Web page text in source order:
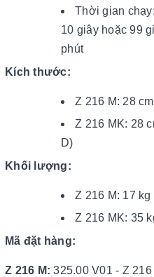
Thời gian
10 giây hoặc 99
phút
Kích thước:
Z 216 M: 28
Z 216 MK: 28
D)
Khối lượng:
Z 216 M: 17 kg
Z 216 MK: 35
Mã đặt hàng:
Z 216 M: 325.00 V01 - Z